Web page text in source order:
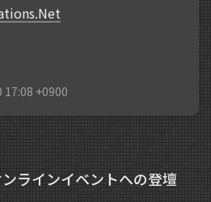
+0900
ラインイベントへの登壇